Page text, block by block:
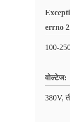
errno
100-
वोल्टेज:
380V,